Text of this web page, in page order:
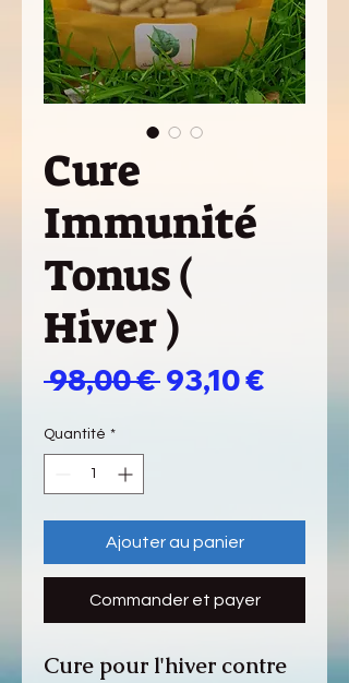
Cure
Immunité
Tonus (
Hiver )
98,00 € Prix
93,10 €Prix
Quantité *
Ajouter au panier
Commander et payer
Cure pour l'hiver contre